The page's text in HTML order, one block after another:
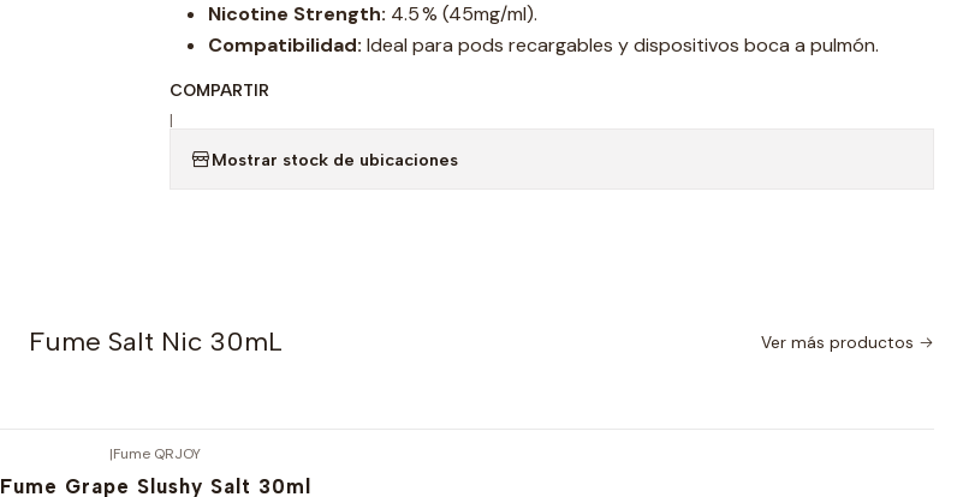
Nicotine Strength: 4.5 % (45mg/ml).
Compatibilidad: Ideal para pods recargables y dispositivos boca a pulmón.
COMPARTIR
|
Mostrar stock de ubicaciones
Fume Salt Nic 30mL Ver más productos
|Fume QRJOY
Fume Grape Slushy Salt 30ml